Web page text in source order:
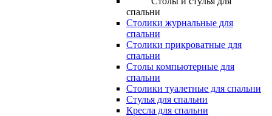
спальни
Столики журнальные для
спальни
Столики прикроватные для
спальни
Столы компьютерные для
спальни
Столики туалетные для спальни
Стулья для спальни
Кресла для спальни